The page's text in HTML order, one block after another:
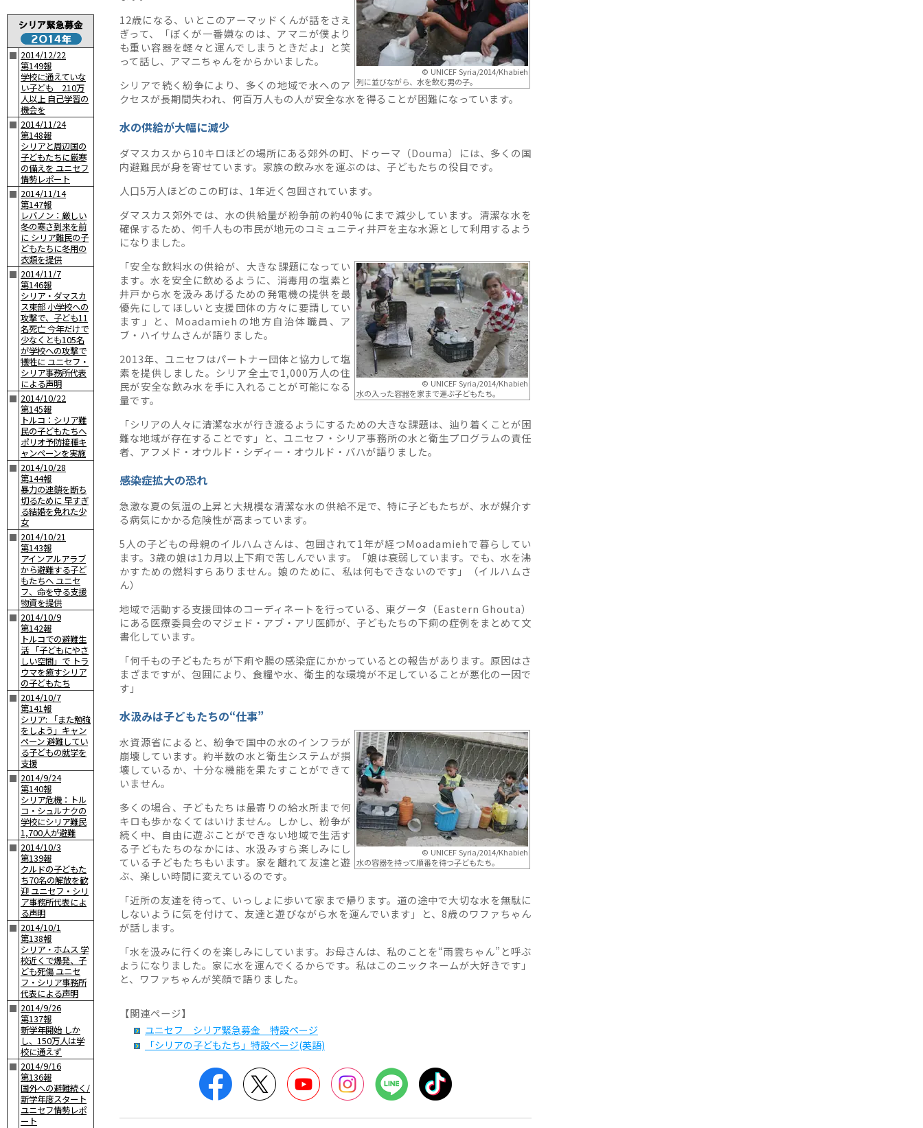
■ 2014/12/22
第149報
学校に通えていな
い子ども 210万
人以上 自己学習の
機会を
■ 2014/11/24
第148報
シリアと周辺国の
子どもたちに厳寒
の備えを ユニセフ
情勢レポート
■ 2014/11/14
第147報
レバノン：厳しい
冬の寒さ到来を前
に シリア難民の子
どもたちに冬用の
衣類を提供
■ 2014/11/7
第146報
シリア・ダマスカ
ス東部 小学校への
攻撃で、子ども11
名死亡 今年だけで
少なくとも105名
が学校への攻撃で
犠牲に ユニセフ・
シリア事務所代表
による声明
■ 2014/10/22
第145報
トルコ：シリア難
民の子どもたちへ
ポリオ予防接種キ
ャンペーンを実施
■ 2014/10/28
第144報
暴力の連鎖を断ち
切るために 早すぎ
る結婚を免れた少
女
■ 2014/10/21
第143報
アインアルアラブ
から避難する子ど
もたちへ ユニセ
フ、命を守る支援
物資を提供
■ 2014/10/9
第142報
トルコでの避難生
活 「子どもにやさ
しい空間」で トラ
ウマを癒すシリア
の子どもたち
■ 2014/10/7
第141報
シリア: 「また勉強
をしよう」キャン
ペーン 避難してい
る子どもの就学を
支援
■ 2014/9/24
第140報
シリア危機：トル
コ・シュルナクの
学校にシリア難民
1,700人が避難
■ 2014/10/3
第139報
クルドの子どもた
ち70名の解放を歓
迎 ユニセフ・シリ
ア事務所代表によ
る声明
■ 2014/10/1
第138報
シリア・ホムス 学
校近くで爆発、子
ども死傷 ユニセ
フ・シリア事務所
代表による声明
■ 2014/9/26
第137報
新学年開始 しか
し、150万人は学
校に通えず
■ 2014/9/16
第136報
国外への避難続く/
新学年度スタート
ユニセフ情勢レポ
ート
© UNICEF Syria/2014/Khabieh
列に並びながら、水を飲む男の子。
12歳になる、いとこのアーマッドくんが話をさえ
ぎって、「ぼくが一番嫌なのは、アマニが僕より
も重い容器を軽々と運んでしまうときだよ」と笑
って話し、アマニちゃんをからかいました。
シリアで続く紛争により、多くの地域で水へのア
クセスが長期間失われ、何百万人もの人が安全な水を得ることが困難になっています。
水の供給が大幅に減少
ダマスカスから10キロほどの場所にある郊外の町、ドゥーマ（Douma）には、多くの国
内避難民が身を寄せています。家族の飲み水を運ぶのは、子どもたちの役目です。
人口5万人ほどのこの町は、1年近く包囲されています。
ダマスカス郊外では、水の供給量が紛争前の約40%にまで減少しています。清潔な水を
確保するため、何千人もの市民が地元のコミュニティ井戸を主な水源として利用するよう
になりました。
© UNICEF Syria/2014/Khabieh
水の入った容器を家まで運ぶ子どもたち。
「安全な飲料水の供給が、大きな課題になってい
ます。水を安全に飲めるように、消毒用の塩素と
井戸から水を汲みあげるための発電機の提供を最
優先にしてほしいと支援団体の方々に要請してい
ます」と、Moadamiehの地方自治体職員、ア
ブ・ハイサムさんが語りました。
2013年、ユニセフはパートナー団体と協力して塩
素を提供しました。シリア全土で1,000万人の住
民が安全な飲み水を手に入れることが可能になる
量です。
「シリアの人々に清潔な水が行き渡るようにするための大きな課題は、辿り着くことが困
難な地域が存在することです」と、ユニセフ・シリア事務所の水と衛生プログラムの責任
者、アフメド・オウルド・シディー・オウルド・バハが語りました。
感染症拡大の恐れ
急激な夏の気温の上昇と大規模な清潔な水の供給不足で、特に子どもたちが、水が媒介す
る病気にかかる危険性が高まっています。
5人の子どもの母親のイルハムさんは、包囲されて1年が経つMoadamiehで暮らしてい
ます。3歳の娘は1カ月以上下痢で苦しんでいます。「娘は衰弱しています。でも、水を沸
かすための燃料すらありません。娘のために、私は何もできないのです」（イルハムさ
ん）
地域で活動する支援団体のコーディネートを行っている、東グータ（Eastern Ghouta）
にある医療委員会のマジェド・アブ・アリ医師が、子どもたちの下痢の症例をまとめて文
書化しています。
「何千もの子どもたちが下痢や腸の感染症にかかっているとの報告があります。原因はさ
まざまですが、包囲により、食糧や水、衛生的な環境が不足していることが悪化の一因で
す」
水汲みは子どもたちの“仕事”
© UNICEF Syria/2014/Khabieh
水の容器を持って順番を待つ子どもたち。
水資源省によると、紛争で国中の水のインフラが
崩壊しています。約半数の水と衛生システムが損
壊しているか、十分な機能を果たすことができて
いません。
多くの場合、子どもたちは最寄りの給水所まで何
キロも歩かなくてはいけません。しかし、紛争が
続く中、自由に遊ぶことができない地域で生活す
る子どもたちのなかには、水汲みすら楽しみにし
ている子どもたちもいます。家を離れて友達と遊
ぶ、楽しい時間に変えているのです。
「近所の友達を待って、いっしょに歩いて家まで帰ります。道の途中で大切な水を無駄に
しないように気を付けて、友達と遊びながら水を運んでいます」と、8歳のワファちゃん
が話します。
「水を汲みに行くのを楽しみにしています。お母さんは、私のことを“雨雲ちゃん”と呼ぶ
ようになりました。家に水を運んでくるからです。私はこのニックネームが大好きです」
と、ワファちゃんが笑顔で語りました。
【関連ページ】
ユニセフ シリア緊急募金 特設ページ
「シリアの子どもたち」特設ページ(英語)
Facebook
Twitter YouTube Instagram LINE